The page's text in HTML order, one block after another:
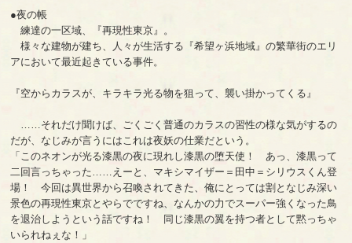
●夜の帳
練達の一区域、『再現性東京』。
様々な建物が建ち、人々が生活する『希望ヶ浜地域』の繁華街のエリ
アにおいて最近起きている事件。
『空からカラスが、キラキラ光る物を狙って、襲い掛かってくる』
……それだけ聞けば、ごくごく普通のカラスの習性の様な気がするの
だが、なじみが言うにはこれは夜妖の仕業だという。
「このネオンが光る漆黒の夜に現れし漆黒の堕天使！ あっ、漆黒って
二回言っちゃった……えーと、マキシマイザー＝田中＝シリウスくん登
場！ 今回は異世界から召喚されてきた、俺にとっては割となじみ深い
景色の再現性東京とやらでですね、なんかの力でスーパー強くなった鳥
を退治しようという話ですね！ 同じ漆黒の翼を持つ者として黙っちゃ
いられねぇな！」